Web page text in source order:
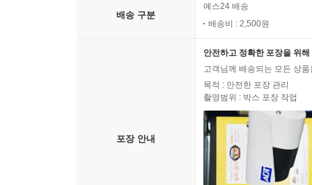
배송 구분
예스24 배송
배송비 : 2,500원
포장 안내
안전하고 정확한 포장을 위
고객님께 배송되는 모든 상
목적 : 안전한 포장 관리
촬영범위 : 박스 포장 작업